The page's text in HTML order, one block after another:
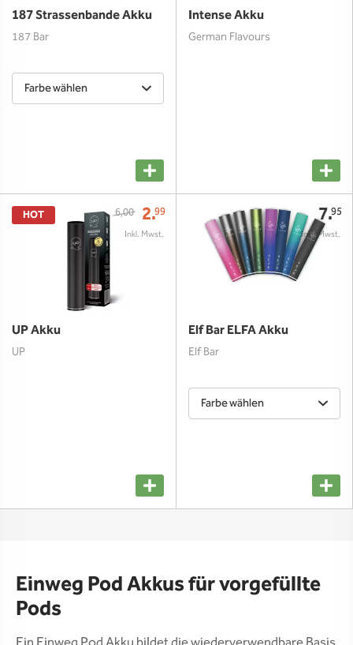
187 Strassenbande Akku
187 Bar
Farbe wählen
Intense Akku
German Flavours
6,00 2.99
HOT
UP Akku
UP
7.95
Elf Bar ELFA Akku
Elf Bar
Farbe wählen
Einweg Pod Akkus für vorgefüllte
Pods